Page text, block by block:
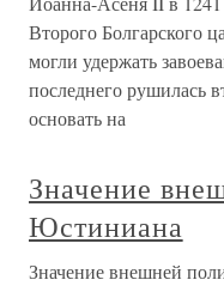
Второго Болгарского
могли удержать
последнего рушилась
основать на
Значение
Юстиниана
Значение внешней